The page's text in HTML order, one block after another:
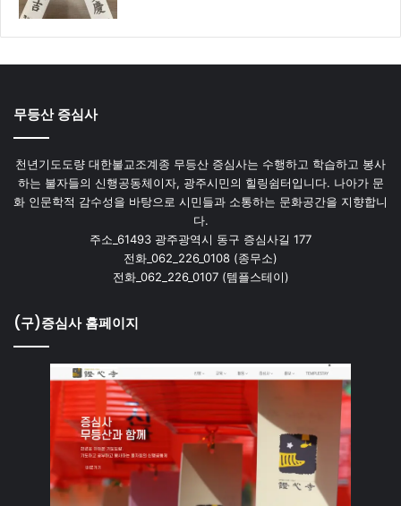
무등산 증심사
천년기도도량 대한불교조계종 무등산 증심사는 수행하고 학습하고 봉사
하는 불자들의 신행공동체이자, 광주시민의 힐링쉼터입니다. 나아가 문
화 인문학적 감수성을 바탕으로 시민들과 소통하는 문화공간을 지향합니
다.
주소_61493 광주광역시 동구 증심사길 177
전화_062_226_0108 (종무소)
전화_062_226_0107 (템플스테이)
(구)증심사 홈페이지